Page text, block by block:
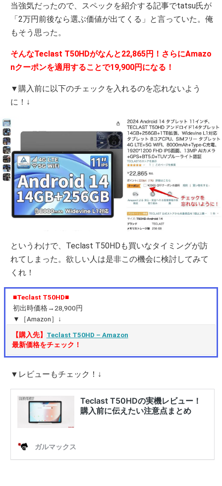
当強気だったので、スペックを紹介する記事でtatsu氏が
「2万円前後なら選ぶ価値が出てくる」と言っていた。俺
もそう思った。
そんなTeclast T50HDがなんと22,865円！さらにAmazo
nクーポンを適用することで19,900円になる！
▼購入前に以下のチェックを入れるのを忘れないよう
に！↓
というわけで、Teclast T50HDも買いなタイミングが訪
れてしまった。欲しい人は是非この機会に検討してみて
くれ！
■Teclast T50HD■
初出時価格→28,900円
▼［Amazon］↓
【購入先】 Teclast T50HD – Amazon
最新価格をチェック！
▼レビューもチェック！↓